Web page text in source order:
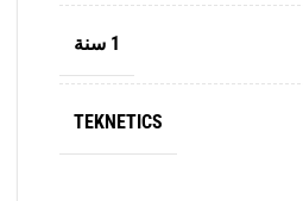
1 سنة
TEKNETICS